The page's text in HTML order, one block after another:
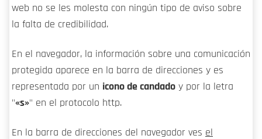
web no se les molesta con ningún tipo de aviso sobre
la falta de credibilidad.
En el navegador, la información sobre una comunicación
protegida aparece en la barra de direcciones y es
representada por un icono de candado y por la letra
"«s»" en el protocolo http.
En la barra de direcciones del navegador ves el